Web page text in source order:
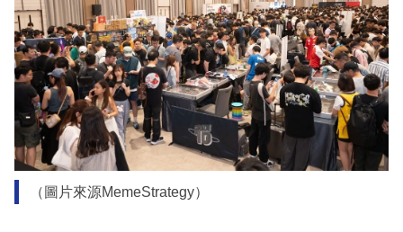
（圖片來源MemeStrategy）